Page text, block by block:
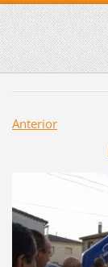
Anterior